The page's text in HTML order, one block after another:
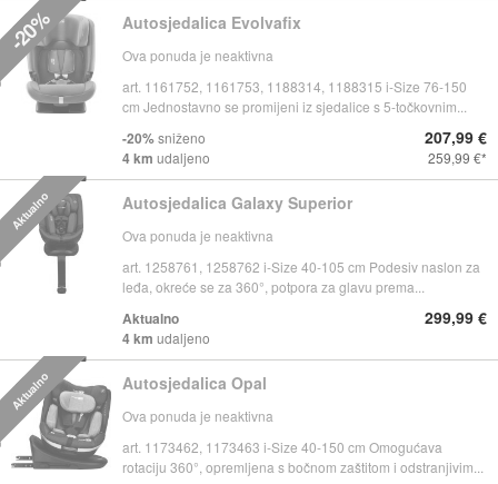
Autosjedalica Evolvafix
Ova ponuda je neaktivna
art. 1161752, 1161753, 1188314, 1188315 i-Size 76-150
cm Jednostavno se promijeni iz sjedalice s 5-točkovnim...
-20%sniženo
4 km udaljeno
207,99 €
259,99 €
-20%
Autosjedalica Galaxy Superior
Ova ponuda je neaktivna
art. 1258761, 1258762 i-Size 40-105 cm Podesiv naslon za
leđa, okreće se za 360°, potpora za glavu prema...
Aktualno
4 km udaljeno
299,99 €
Aktualno
Autosjedalica Opal
Ova ponuda je neaktivna
art. 1173462, 1173463 i-Size 40-150 cm Omogućava
rotaciju 360°, opremljena s bočnom zaštitom i odstranjivim...
Aktualno